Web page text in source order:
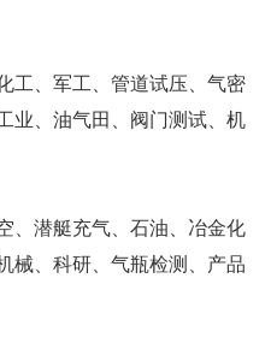
工、军工、管道试压、气密
业、油气田、阀门测试、机
、潜艇充气、石油、冶金化
械、科研、气瓶检测、产品